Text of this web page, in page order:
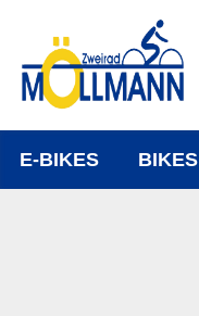
E-BIKES BIKES